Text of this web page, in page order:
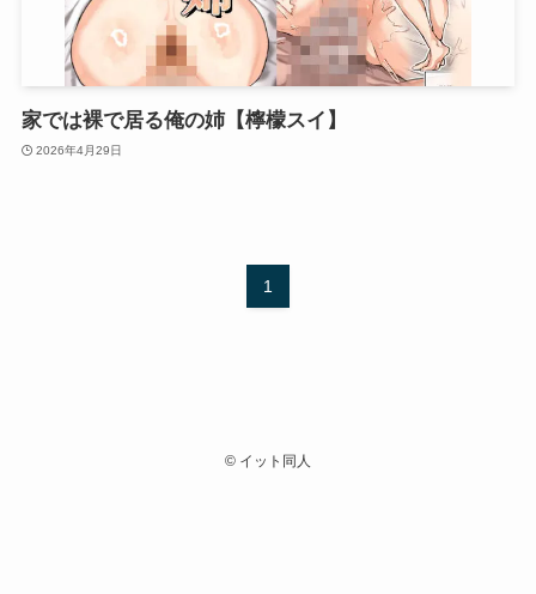
家では裸で居る俺の姉【檸檬スイ】
2026年4月29日
1
© イット同人